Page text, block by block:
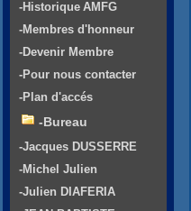
-Historique AMFG
-Membres d'honneur
-Devenir Membre
-Pour nous contacter
-Plan d'accés
-Bureau
-Jacques DUSSERRE
-Michel Julien
-Julien DIAFERIA